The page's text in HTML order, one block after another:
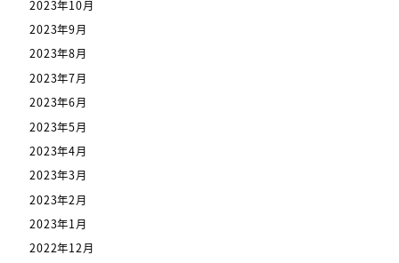
2023年10月
2023年9月
2023年8月
2023年7月
2023年6月
2023年5月
2023年4月
2023年3月
2023年2月
2023年1月
2022年12月